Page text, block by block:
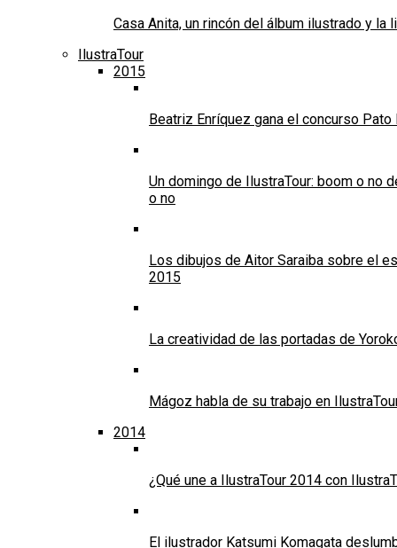
Casa Anita, un rincón del álbum ilustrado y
IlustraTour
2015
Beatriz Enríquez gana el concurso
Un domingo de IlustraTour: boom o no
o no
Los dibujos de Aitor Saraiba sobre el
2015
La creatividad de las portadas de
Mágoz habla de su trabajo en
2014
¿Qué une a IlustraTour 2014 con
El ilustrador Katsumi Komagata